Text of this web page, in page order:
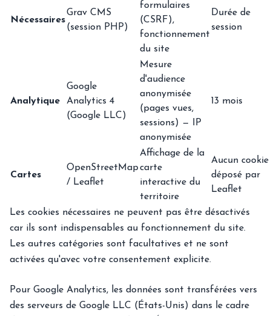
Nécessaires
Grav CMS
(session PHP)
formulaires
(CSRF),
fonctionnement
du site
Durée de
session
Analytique
Google
Analytics 4
(Google LLC)
Mesure
d'audience
anonymisée
(pages vues,
sessions) — IP
anonymisée
13 mois
Cartes
OpenStreetMap
/ Leaflet
Affichage de la
carte
interactive du
territoire
Aucun cookie
déposé par
Leaflet
Les cookies nécessaires ne peuvent pas être désactivés
car ils sont indispensables au fonctionnement du site.
Les autres catégories sont facultatives et ne sont
activées qu'avec votre consentement explicite.
Pour Google Analytics, les données sont transférées vers
des serveurs de Google LLC (États-Unis) dans le cadre